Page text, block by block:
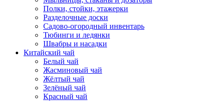
Полки, стойки, этажерки
Разделочные доски
Садово-огородный инвентарь
Тюбинги и ледянки
Швабры и насадки
Китайский чай
Белый чай
Жасминовый чай
Жёлтый чай
Зелёный чай
Красный чай